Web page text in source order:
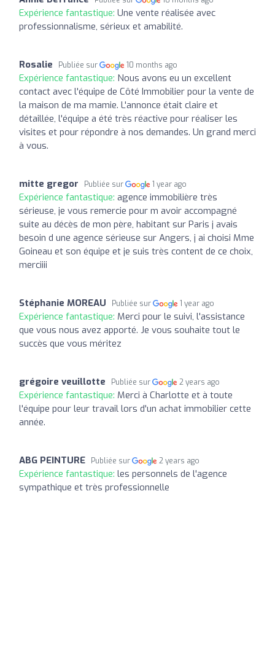
Expérience fantastique: Une vente réalisée avec
professionnalisme, sérieux et amabilité.
Rosalie Publiée sur 10 months ago
Expérience fantastique: Nous avons eu un excellent
contact avec l'équipe de Côté Immobilier pour la vente de
la maison de ma mamie. L'annonce était claire et
détaillée, l'équipe a été très réactive pour réaliser les
visites et pour répondre à nos demandes. Un grand merci
à vous.
mitte gregor Publiée sur 1 year ago
Expérience fantastique: agence immobilière très
sérieuse, je vous remercie pour m avoir accompagné
suite au décès de mon père, habitant sur Paris j avais
besoin d une agence sérieuse sur Angers, j ai choisi Mme
Goineau et son équipe et je suis très content de ce choix,
merciiii
Stéphanie MOREAU Publiée sur 1 year ago
Expérience fantastique: Merci pour le suivi, l'assistance
que vous nous avez apporté. Je vous souhaite tout le
succès que vous méritez
grégoire veuillotte Publiée sur 2 years ago
Expérience fantastique: Merci à Charlotte et à toute
l'équipe pour leur travail lors d'un achat immobilier cette
année.
ABG PEINTURE Publiée sur 2 years ago
Expérience fantastique: les personnels de l'agence
sympathique et très professionnelle